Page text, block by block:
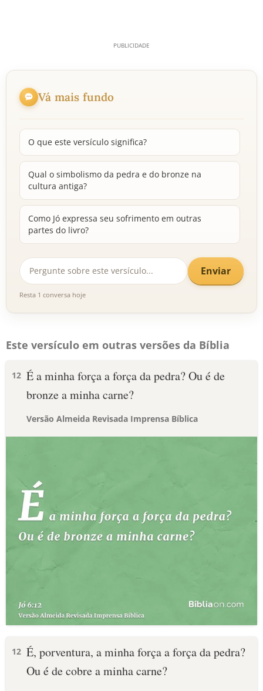
Vá mais fundo
O que este versículo significa?
Qual o simbolismo da pedra e do bronze na
cultura antiga?
Como Jó expressa seu sofrimento em outras
partes do livro?
Enviar
Resta 1 conversa hoje
Este versículo em outras versões da Bíblia
12 É a minha força a força da pedra? Ou é de
bronze a minha carne?
Versão Almeida Revisada Imprensa Bíblica
12 É, porventura, a minha força a força da pedra?
Ou é de cobre a minha carne?